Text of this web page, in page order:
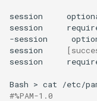
session
session
-session
session
[
session
Bash > cat
#%PAM-1.0